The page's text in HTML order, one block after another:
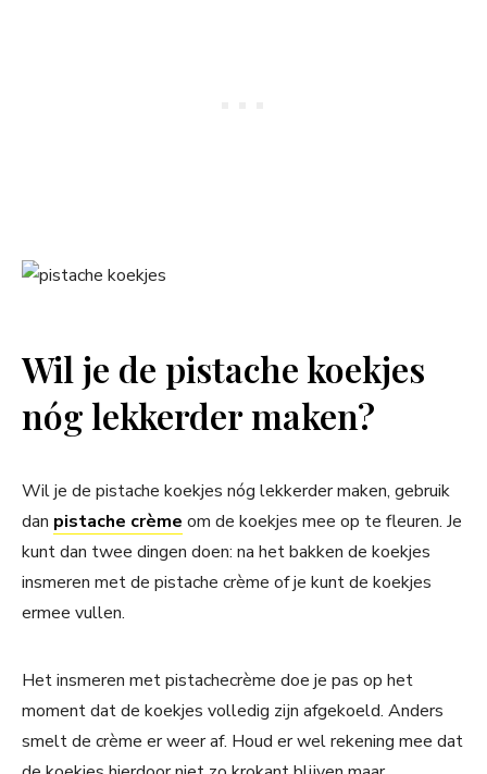
Wil je de pistache koekjes
nóg lekkerder maken?
Wil je de pistache koekjes nóg lekkerder maken, gebruik
dan pistache crème om de koekjes mee op te fleuren. Je
kunt dan twee dingen doen: na het bakken de koekjes
insmeren met de pistache crème of je kunt de koekjes
ermee vullen.
Het insmeren met pistachecrème doe je pas op het
moment dat de koekjes volledig zijn afgekoeld. Anders
smelt de crème er weer af. Houd er wel rekening mee dat